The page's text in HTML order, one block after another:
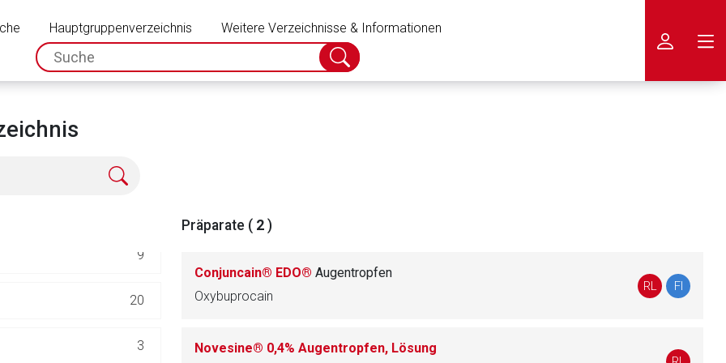
Hauptgruppenverzeichnis
Weitere Verzeichnisse & Informationen
spc.search.input.placeholder
Suche
abschicken
271
36
9
20
3
Präparate ( 2 )
Conjuncain® EDO® Augentropfen
Oxybuprocain
RL FI
Novesine® 0,4% Augentropfen, Lösung